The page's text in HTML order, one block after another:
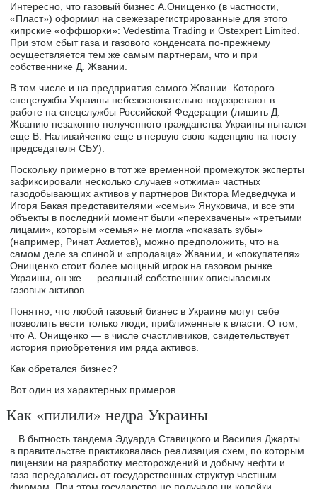
Интересно, что газовый бизнес А.Онищенко (в частности,
«Пласт») оформил на свежезарегистрированные для этого
кипрские «оффшорки»: Vedestima Trading и Ostexpert Limited.
При этом сбыт газа и газового конденсата по-прежнему
осуществляется тем же самым партнерам, что и при
собственнике Д. Жвании.
В том числе и на предприятия самого Жвании. Которого
спецслужбы Украины небезосновательно подозревают в
работе на спецслужбы Российской Федерации (лишить Д.
Жванию незаконно полученного гражданства Украины пытался
еще В. Наливайченко еще в первую свою каденцию на посту
председателя СБУ).
Поскольку примерно в тот же временной промежуток эксперты
зафиксировали несколько случаев «отжима» частных
газодобывающих активов у партнеров Виктора Медведчука и
Игоря Бакая представителями «семьи» Януковича, и все эти
объекты в последний момент были «перехвачены» «третьими
лицами», которым «семья» не могла «показать зубы»
(например, Ринат Ахметов), можно предположить, что на
самом деле за спиной и «продавца» Жвании, и «покупателя»
Онищенко стоит более мощный игрок на газовом рынке
Украины, он же — реальный собственник описываемых
газовых активов.
Понятно, что любой газовый бизнес в Украине могут себе
позволить вести только люди, приближенные к власти. О том,
что А. Онищенко — в числе счастливчиков, свидетельствует
история приобретения им ряда активов.
Как обретался бизнес?
Вот один из характерных примеров.
Как «пилили» недра Украины
...В бытность тандема Эдуарда Ставицкого и Василия Джарты
в правительстве практиковалась реализация схем, по которым
лицензии на разработку месторождений и добычу нефти и
газа передавались от государственных структур частным